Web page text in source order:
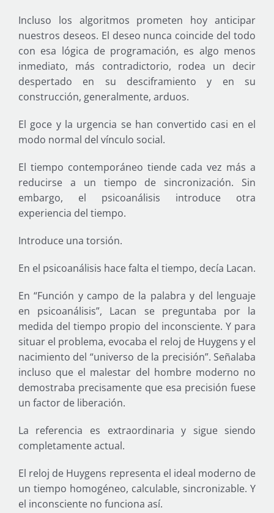
Incluso los algoritmos prometen hoy anticipar
nuestros deseos. El deseo nunca coincide del todo
con esa lógica de programación, es algo menos
inmediato, más contradictorio, rodea un decir
despertado en su desciframiento y en su
construcción, generalmente, arduos.
El goce y la urgencia se han convertido casi en el
modo normal del vínculo social.
El tiempo contemporáneo tiende cada vez más a
reducirse a un tiempo de sincronización. Sin
embargo, el psicoanálisis introduce otra
experiencia del tiempo.
Introduce una torsión.
En el psicoanálisis hace falta el tiempo, decía Lacan.
En “Función y campo de la palabra y del lenguaje
en psicoanálisis”, Lacan se preguntaba por la
medida del tiempo propio del inconsciente. Y para
situar el problema, evocaba el reloj de Huygens y el
nacimiento del “universo de la precisión”. Señalaba
incluso que el malestar del hombre moderno no
demostraba precisamente que esa precisión fuese
un factor de liberación.
La referencia es extraordinaria y sigue siendo
completamente actual.
El reloj de Huygens representa el ideal moderno de
un tiempo homogéneo, calculable, sincronizable. Y
el inconsciente no funciona así.